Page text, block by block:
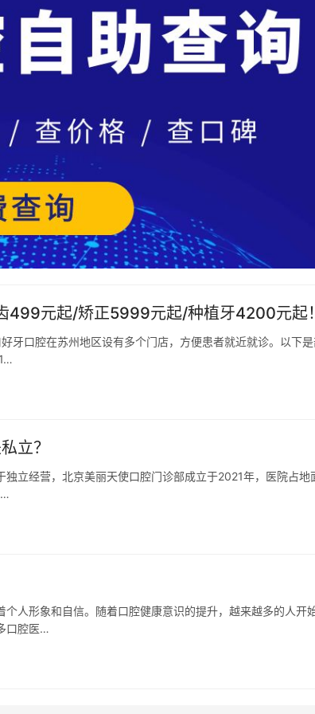
499元起/矫正5999元起/种植牙4200元起
牙口腔在苏州地区设有多个门店，方便患者就近就诊。以下
立？
立经营，北京美丽天使口腔门诊部成立于2021年，医院占地
…
人形象和自信。随着口腔健康意识的提升，越来越多的人开
口腔医…